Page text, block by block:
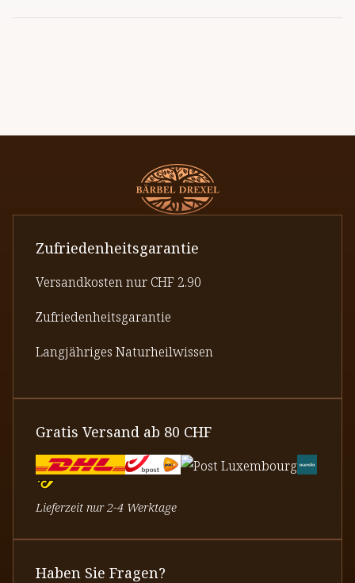
Zufriedenheitsgarantie
Versandkosten nur CHF 2.90
Zufriedenheitsgarantie
Langjähriges Naturheilwissen
Gratis Versand ab 80 CHF
Lieferzeit nur 2-4 Werktage
Haben Sie Fragen?